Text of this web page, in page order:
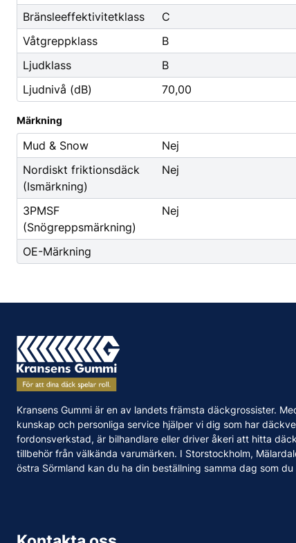
Bränsleeffektivitetklass
C
Våtgreppklass
B
Ljudklass
B
Ljudnivå (dB)
70,00
Märkning
Mud & Snow
Nej
Nordiskt friktionsdäck
(Ismärkning)
Nej
3PMSF
(Snögreppsmärkning)
Nej
OE-Märkning
Kransens Gummi är en av landets främsta däckgrossister.
kunskap och personliga service hjälper vi dig som har
fordonsverkstad, är bilhandlare eller driver åkeri att hitta
tillbehör från välkända varumärken. I Storstockholm,
östra Sörmland kan du ha din beställning samma dag som du